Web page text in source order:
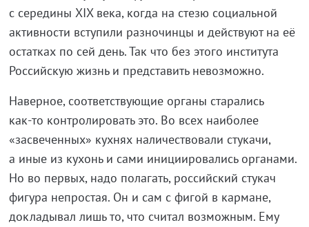
с середины XIX века, когда на стезю социальной
активности вступили разночинцы и действуют на её
остатках по сей день. Так что без этого института
Российскую жизнь и представить невозможно.
Наверное, соответствующие органы старались
как-то контролировать это. Во всех наиболее
«засвеченных» кухнях наличествовали стукачи,
а иные из кухонь и сами инициировались органами.
Но во первых, надо полагать, российский стукач
фигура непростая. Он и сам с фигой в кармане,
докладывал лишь то, что считал возможным. Ему